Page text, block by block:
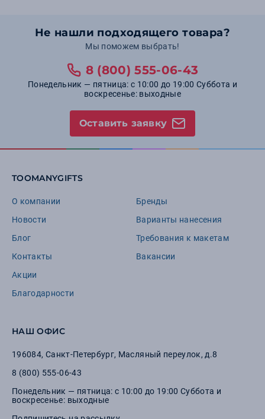
Не нашли подходящего товара?
Мы поможем выбрать!
8 (800) 555-06-43
Понедельник — пятница: с 10:00 до 19:00 Суббота и
воскресенье: выходные
Оставить заявку
TOOMANYGIFTS
О компании
Новости
Блог
Контакты
Акции
Благодарности
Бренды
Варианты нанесения
Требования к макетам
Вакансии
НАШ ОФИС
196084, Санкт-Петербург, Масляный переулок, д.8
8 (800) 555-06-43
Понедельник — пятница: с 10:00 до 19:00 Суббота и
воскресенье: выходные